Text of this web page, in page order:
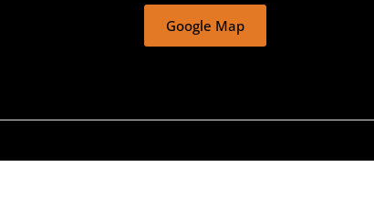
Google Map